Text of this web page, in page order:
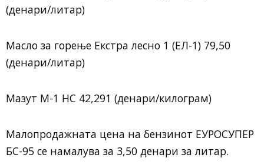
(денари/литар)
Масло за горење Екстра лесно 1 (ЕЛ-1) 79,50
(денари/литар)
Мазут М-1 НС 42,291 (денари/килограм)
Малопродажната цена на бензинот ЕУРОСУПЕР
БС-95 се намалува за 3,50 денари за литар.